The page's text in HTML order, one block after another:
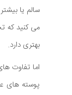
سالم یا
می کنید که
بهتری دارد.
اما تفاوت
پوسته های